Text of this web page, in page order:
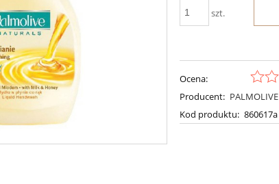
szt.
Ocena:
Producent: PALMOLIVE
Kod produktu: 860617a